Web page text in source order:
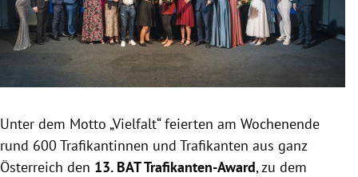
Untermenü
Untermenü
Untermenü
Untermenü
Unter dem Motto „Vielfalt“ feierten am Wochenende
rund 600 Trafikantinnen und Trafikanten aus ganz
Österreich den 13. BAT Trafikanten-Award, zu dem